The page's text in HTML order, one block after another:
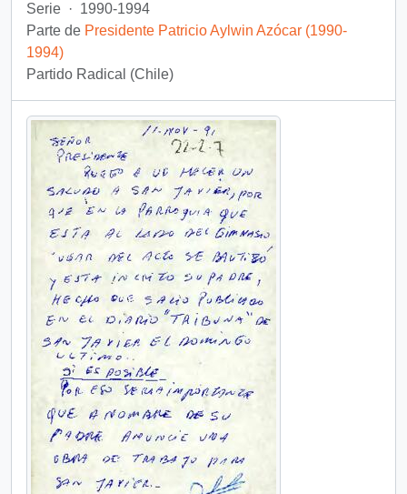
Serie · 1990-1994
Parte de Presidente Patricio Aylwin Azócar (1990-
1994)
Partido Radical (Chile)